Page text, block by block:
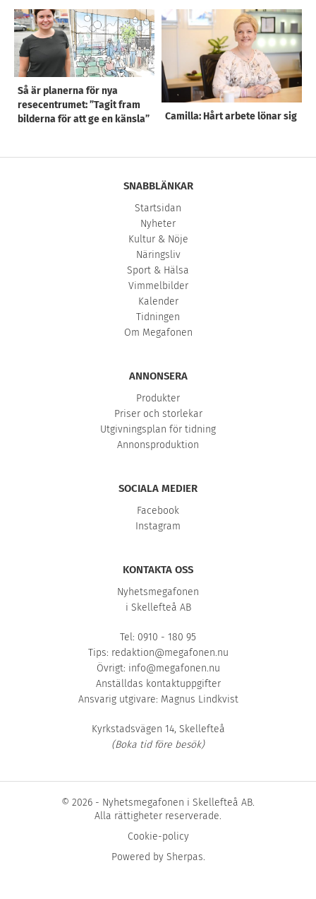
Så är planerna för nya
resecentrumet: ”Tagit fram
bilderna för att ge en känsla”
Camilla: Hårt arbete lönar sig
SNABBLÄNKAR
Startsidan
Nyheter
Kultur & Nöje
Näringsliv
Sport & Hälsa
Vimmelbilder
Kalender
Tidningen
Om Megafonen
ANNONSERA
Produkter
Priser och storlekar
Utgivningsplan för tidning
Annonsproduktion
SOCIALA MEDIER
Facebook
Instagram
KONTAKTA OSS
Nyhetsmegafonen
i Skellefteå AB
Tel: 0910 - 180 95
Tips: redaktion@megafonen.nu
Övrigt: info@megafonen.nu
Anställdas kontaktuppgifter
Ansvarig utgivare: Magnus Lindkvist
Kyrkstadsvägen 14, Skellefteå
(Boka tid före besök)
© 2026 - Nyhetsmegafonen i Skellefteå AB.
Alla rättigheter reserverade.
Cookie-policy
Powered by Sherpas.